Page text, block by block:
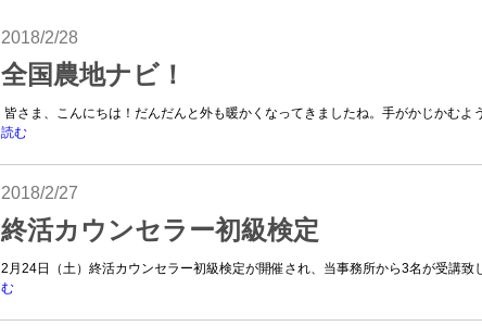
2018/2/28
全国農地ナビ！
皆さま、こんにちは！だんだんと外も暖かくなってきましたね。手がかじかむよ
読む
2018/2/27
終活カウンセラー初級検定
2月24日（土）終活カウンセラー初級検定が開催され、当事務所から3名が受講致
む